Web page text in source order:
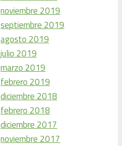
noviembre 2019
septiembre 2019
agosto 2019
julio 2019
marzo 2019
febrero 2019
diciembre 2018
febrero 2018
diciembre 2017
noviembre 2017